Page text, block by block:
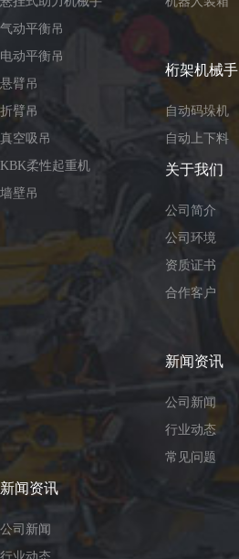
气动平衡吊
电动平衡吊
悬臂吊
折臂吊
真空吸吊
KBK柔性起重机
墙壁吊
桁架机械手
自动码垛机
自动上下料
关于我们
公司简介
公司环境
资质证书
合作客户
新闻资讯
公司新闻
行业动态
常见问题
新闻资讯
公司新闻